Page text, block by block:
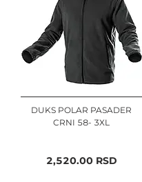
DUKS POLAR PASADER
CRNI 58- 3XL
2,520.00RSD